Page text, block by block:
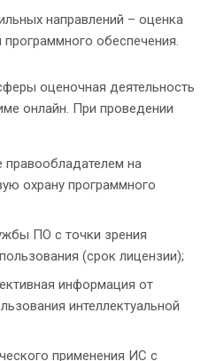
направлений – оценка
обеспечения.
оценочная деятельность
онлайн. При проведении
правообладателем на
охрану программного
ПО с точки зрения
(срок лицензии);
информация от
интеллектуальной
применения ИС с